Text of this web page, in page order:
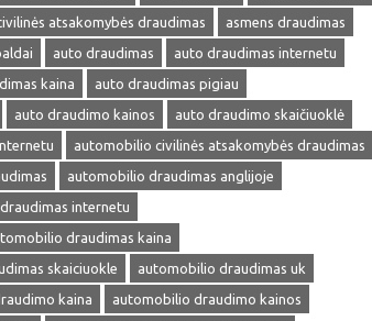
atsakomybės draudimas
asmens draudimas
auto draudimas
auto draudimas internetu
kaina
auto draudimas pigiau
auto draudimo kainos
auto draudimo skaičiuoklė
automobilio civilinės atsakomybės draudimas
automobilio draudimas anglijoje
internetu
draudimas kaina
skaiciuokle
automobilio draudimas uk
kaina
automobilio draudimo kainos